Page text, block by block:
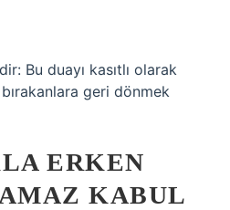
Bu duayı kasıtlı olarak
geri dönmek
ERKEN
KABUL